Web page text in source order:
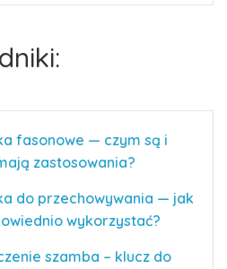
fasonowe — czym są i
zastosowania?
do przechowywania — jak
wykorzystać?
szamba – klucz do